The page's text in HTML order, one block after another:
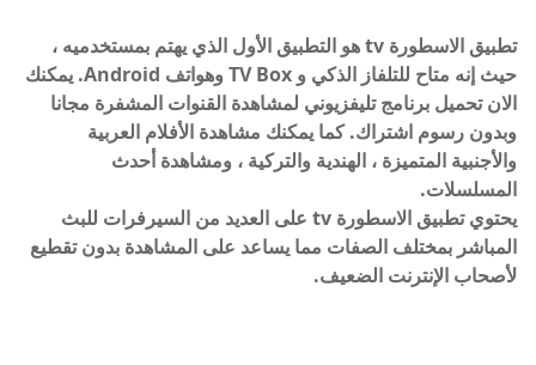
تطبيق الاسطورة tv هو التطبيق الأول الذي يهتم بمستخدميه ،
حيث إنه متاح للتلفاز الذكي و TV Box وهواتف Android. يمكنك
الان تحميل برنامج تليفزيوني لمشاهدة القنوات المشفرة مجانا
وبدون رسوم اشتراك. كما يمكنك مشاهدة الأفلام العربية
والأجنبية المتميزة ، الهندية والتركية ، ومشاهدة أحدث
المسلسلات.
يحتوي تطبيق الاسطورة tv على العديد من السيرفرات للبث
المباشر بمختلف الصفات مما يساعد على المشاهدة بدون تقطيع
لأصحاب الإنترنت الضعيف.